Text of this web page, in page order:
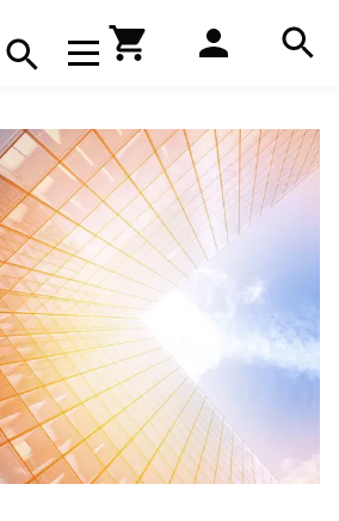
Avaa navigaatio
Hae